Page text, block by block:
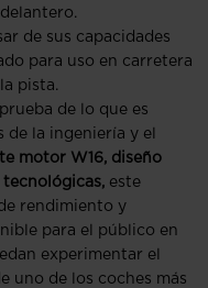
de sus capacidades
para uso en carretera
pista.
de lo que es
de la ingeniería y el
motor W16, diseño
este
rendimiento y
para el público en
experimentar el
uno de los coches más